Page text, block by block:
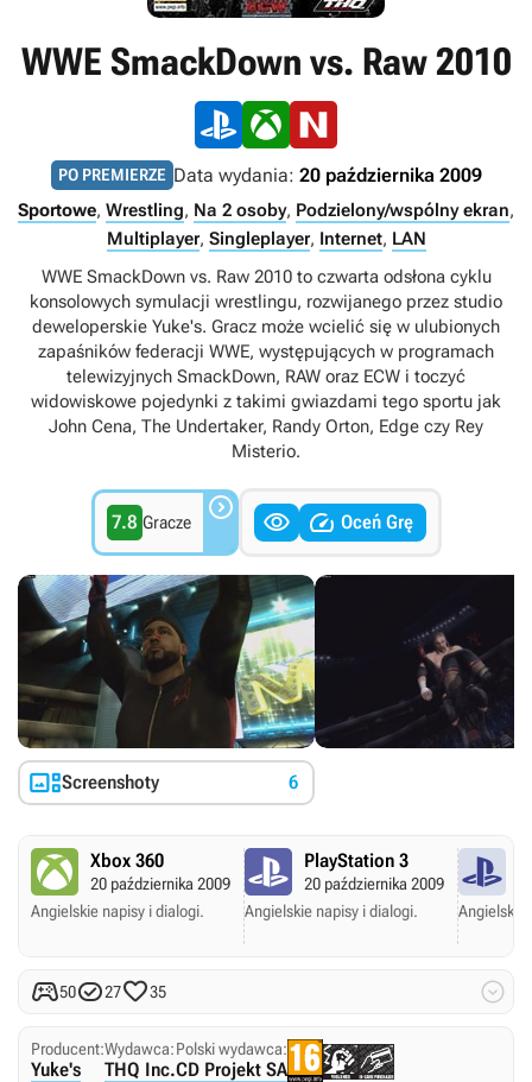
WWE SmackDown vs. Raw 2010
PO PREMIERZE Data wydania: 20 października 2009
Sportowe, Wrestling, Na 2 osoby, Podzielony/wspólny ekran,
Multiplayer, Singleplayer, Internet, LAN
WWE SmackDown vs. Raw 2010 to czwarta odsłona cyklu
konsolowych symulacji wrestlingu, rozwijanego przez studio
deweloperskie Yuke's. Gracz może wcielić się w ulubionych
zapaśników federacji WWE, występujących w programach
telewizyjnych SmackDown, RAW oraz ECW i toczyć
widowiskowe pojedynki z takimi gwiazdami tego sportu jak
John Cena, The Undertaker, Randy Orton, Edge czy Rey
Misterio.
7.8 Gracze    Oceń Grę
Screenshoty 6
Xbox 360
20 października 2009
Angielskie napisy i dialogi.
PlayStation 3
20 października 2009
Angielskie napisy i dialogi.
Angielskie
502735 
Producent:
Yuke's
Wydawca:
THQ Inc.
Polski wydawca:
CD Projekt SA